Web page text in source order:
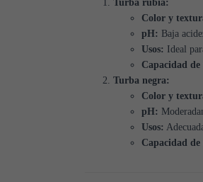
Turba rubia:
Color y
pH: Baja
Usos: Ideal
Capacidad de
Turba negra:
Color y
pH:
Usos:
Capacidad